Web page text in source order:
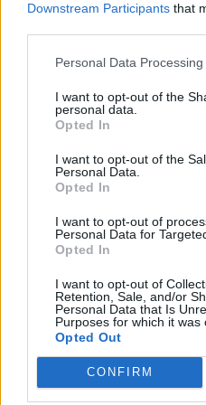
Downstream Participants that
Personal Data
I want to opt-out of the
personal data.
Opted In
I want to opt-out of the
Personal Data.
Opted In
I want to opt-out of
Personal Data for
Opted In
I want to opt-out of
Retention, Sale, and/or
Personal Data that Is
Purposes for which it was
Opted Out
CONFIRM
……………………………………
……………………………………
Lisa et Martin se
Elle dit à Martin : » Tu
900 g de plus que moi. »
……………………………………
……………………………………
……………………………………
6
Sophie achète au
pommes vertes et
pommes vertes pèsent
pèsent les pommes
……………………………………
……………………………………